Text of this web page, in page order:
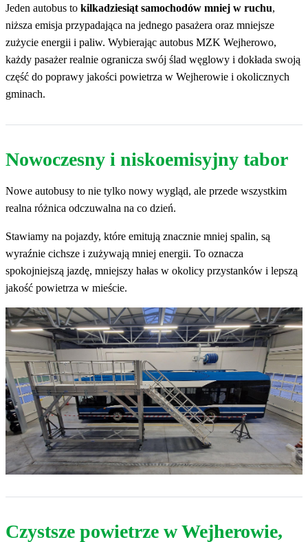
Jeden autobus to kilkadziesiąt samochodów mniej w ruchu,
niższa emisja przypadająca na jednego pasażera oraz mniejsze
zużycie energii i paliw. Wybierając autobus MZK Wejherowo,
każdy pasażer realnie ogranicza swój ślad węglowy i dokłada swoją
część do poprawy jakości powietrza w Wejherowie i okolicznych
gminach.
Nowoczesny i niskoemisyjny tabor
Nowe autobusy to nie tylko nowy wygląd, ale przede wszystkim
realna różnica odczuwalna na co dzień.
Stawiamy na pojazdy, które emitują znacznie mniej spalin, są
wyraźnie cichsze i zużywają mniej energii. To oznacza
spokojniejszą jazdę, mniejszy hałas w okolicy przystanków i lepszą
jakość powietrza w mieście.
Czystsze powietrze w Wejherowie,